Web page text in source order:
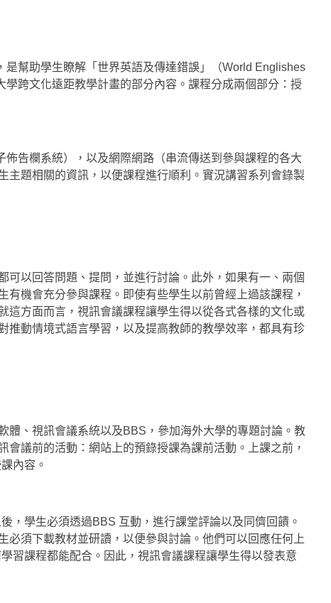
是幫助學生瞭解「世界英語及傳達錯誤」（World Englishes
跨文化遠距教學計畫的部分內容。課程分成兩個部分：授
告欄系統），以及網際網路（串流傳送到參與課程的各大
主題相關的資訊，以便課程進行順利。實況講習系列會錄製
以回答問題、提問，並進行討論。此外，如果有一、兩個
機會充分參與課程。即使有些學生以前曾經上過該課程，
這方面而言，視訊會議課程讓學生得以從各式各樣的文化或
推動情境式語言學習，以及提高教師的教學效率，都具有珍
體、視訊會議系統以及BBS，參加海外大學的專題討論。教
議前的活動：網站上的預錄授課為課前活動。上課之前，
內容。
，學生必須透過BBS 互動，進行課堂評論以及同儕回饋。
須下載教材並研讀，以便參與討論。他們可以回應任何上
習課程都能配合。因此，視訊會議課程讓學生得以發表意